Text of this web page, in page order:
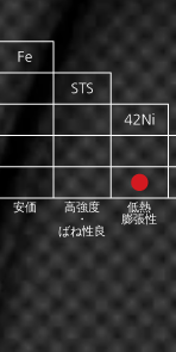
低熱
膨張性
安価
高強度
・
ばね性良